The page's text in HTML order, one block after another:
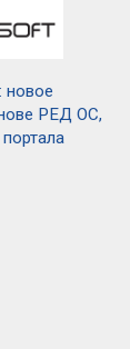
новое
РЕД ОС,